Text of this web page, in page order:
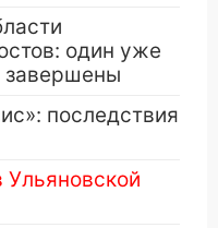
один уже
завершены
последствия
Ульяновской